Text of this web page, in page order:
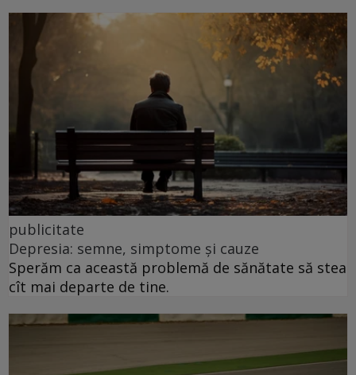
publicitate
Depresia: semne, simptome și cauze
Sperăm ca această problemă de sănătate să stea
cît mai departe de tine.